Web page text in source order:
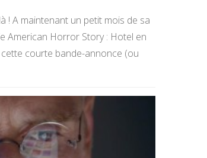
! A maintenant un petit mois de sa
American Horror Story : Hotel en
courte bande-annonce (ou